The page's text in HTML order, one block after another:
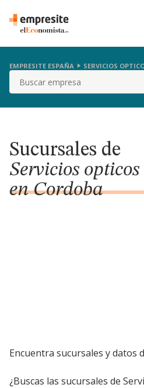
EMPRESITE ESPAÑA SERVICIOS
Buscar
Sucursales de
Servicios
en Cordoba
Encuentra sucursales y datos
¿Buscas las sucursales de